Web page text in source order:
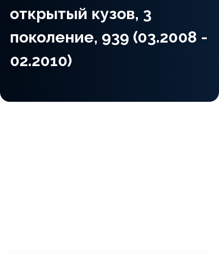
открытый кузов, 3
поколение, 939 (03.2008 -
02.2010)